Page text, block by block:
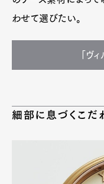
わせて選びたい。
「ヴ
細部に息づくこだ